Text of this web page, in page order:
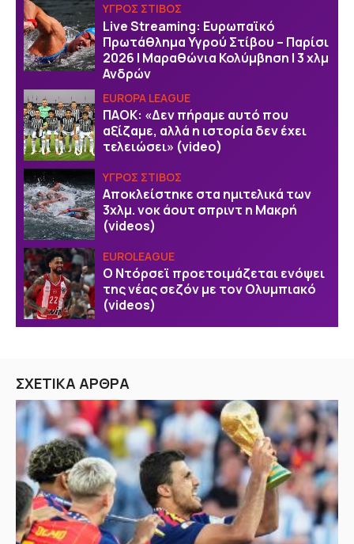
ΥΓΡΟΣ ΣΤΙΒΟΣ
Live Streaming: Ευρωπαϊκό
Πρωτάθλημα Υγρού Στίβου – Παρίσι
2026 | Μαραθώνια Κολύμβηση | 3 χλμ
Ανδρών
EUROPA LEAGUE
ΠΑΟΚ: «Δεν πήραμε αυτό που
αξίζαμε, αλλά η ιστορία δεν έχει
τελειώσει» (video)
ΥΓΡΟΣ ΣΤΙΒΟΣ
Αποκλείστηκε στα ημιτελικά των
3χλμ. νοκ άουτ σπριντ η Μακρή
(videos)
EUROLEAGUE
Ο Ντόρσεϊ προετοιμάζεται ενόψει
της νέας σεζόν με τον Ολυμπιακό
(videos)
ΣΧΕΤΙΚΑ ΑΡΘΡΑ